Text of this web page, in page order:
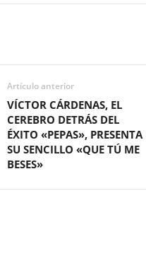
Artículo anterior
VÍCTOR CÁRDENAS, EL
CEREBRO DETRÁS DEL
ÉXITO «PEPAS», PRESENTA
SU SENCILLO «QUE TÚ ME
BESES»